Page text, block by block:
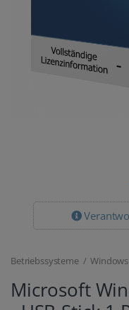
Betriebssysteme /
Microsoft